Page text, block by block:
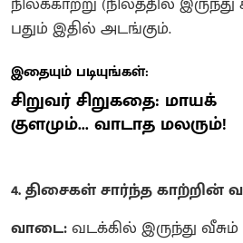
பதும் இதில் அடங்கும்.
இதையும் படியுங்கள்:
சிறுவர் சிறுகதை: மாயக்
குளமும்... வாடாத மலரும்!
4. திசைகள் சார்ந்த காற்றின்
வாடை:வடக்கில் இருந்து வீசும்